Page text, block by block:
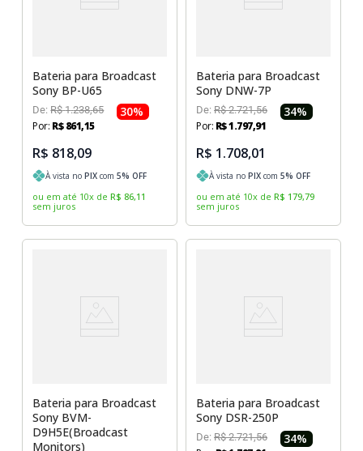
Bateria para Broadcast
Sony BP-U65
De:R$ 1.238,65 30%
Por: R$ 861,15
R$ 818,09
À vista noPIX com5% OFF
ou em até 10x de R$ 86,11
sem juros
Bateria para Broadcast
Sony DNW-7P
De: R$ 2.721,56 34%
Por: R$1.797,91
R$ 1.708,01
À vista no PIX com 5% OFF
ou em até 10x de R$ 179,79
sem juros
Bateria para Broadcast
Sony BVM-
D9H5E(Broadcast
Monitors)
Bateria para Broadcast
Sony DSR-250P
De: R$ 2.721,56 34%